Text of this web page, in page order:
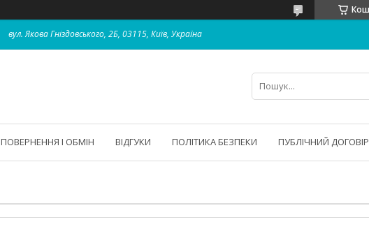
вул. Якова Гніздовського, 2Б, 03115, Київ, Україна
ПОВЕРНЕННЯ І ОБМІН ВІДГУКИ ПОЛІТИКА БЕЗПЕКИ ПУБЛІЧНИЙ